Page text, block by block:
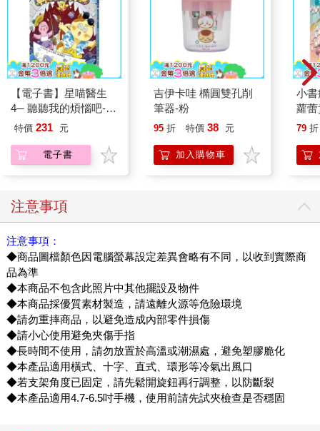
【電子書】星喵醫生
4─ 聽聽我的煩惱吧-假
期挑戰
特價 231 元
電子書
吉伊卡哇 橢圓雙孔削
筆器-粉
95 折 特價 38 元
加入購物車
小
蘿
79 折
注意事項
注意事項：
◆商品圖檔顏色因電腦螢幕設定差異會略有不同，以收到實際商
品為準
◆本商品不包含此照片中其他擺設及物件
◆本商品採優質素材製造，請遠離火源等危險環境
◆請勿重摔商品，以避免造成內部零件損傷
◆請小心使用避免夾傷手指
◆長時間不使用，請勿放置於高溫或潮濕處，避免塑膠脆化
◆本產品適用橫式、十字、直式、環形等冷氣出風口
◆若支架角度已固定，請先鬆開旋鈕再行調整，以防斷裂
◆本產品適用4.7-6.5吋手機，使用前請先試夾檢查是否穩固